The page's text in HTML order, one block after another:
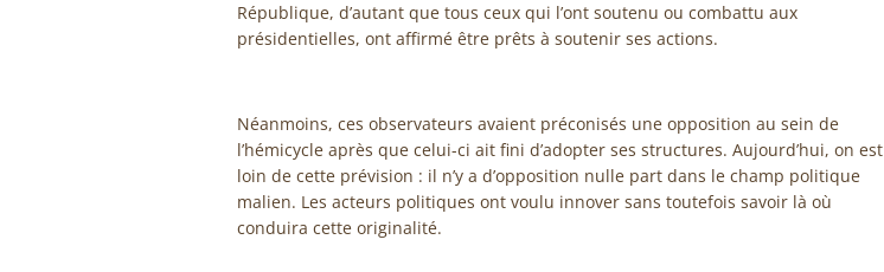
République, d’autant que tous ceux qui l’ont soutenu ou combattu aux
présidentielles, ont affirmé être prêts à soutenir ses actions.
Néanmoins, ces observateurs avaient préconisés une opposition au sein de
l’hémicycle après que celui-ci ait fini d’adopter ses structures. Aujourd’hui, on est
loin de cette prévision : il n’y a d’opposition nulle part dans le champ politique
malien. Les acteurs politiques ont voulu innover sans toutefois savoir là où
conduira cette originalité.